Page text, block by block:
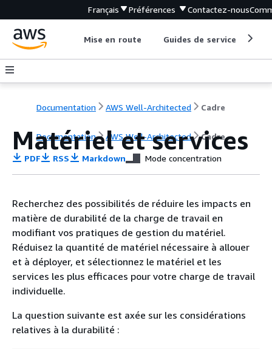
Français Préférences Contactez-nous
Mise en route Guides de service
Documentation AWS Well-Architected Cadre
Documentation AWS Well-Architected Cadre
Matériel et services
PDF RSS Markdown Mode concentration
Recherchez des possibilités de réduire les impacts en
matière de durabilité de la charge de travail en
modifiant vos pratiques de gestion du matériel.
Réduisez la quantité de matériel nécessaire à allouer
et à déployer, et sélectionnez le matériel et les
services les plus efficaces pour votre charge de travail
individuelle.
La question suivante est axée sur les considérations
relatives à la durabilité :